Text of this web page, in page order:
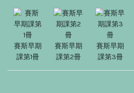
賽斯早期
課第1冊
賽斯早期
課第2冊
賽斯早期
課第3冊